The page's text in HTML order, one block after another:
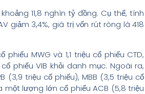
11,8 nghìn tỷ đồng. Cụ thể, tính
giảm 3,4%, giá trị vốn rút ròng là 418
MWG và 1,1 triệu cổ phiếu CTD,
phiếu VIB khỏi danh mục. Ngoài ra,
triệu cổ phiếu), MBB (3,5 triệu cổ
lượng lớn cổ phiếu ACB (5,8 triệu